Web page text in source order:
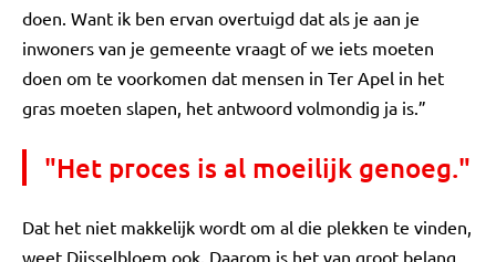
doen. Want ik ben ervan overtuigd dat als je aan je
inwoners van je gemeente vraagt of we iets moeten
doen om te voorkomen dat mensen in Ter Apel in het
gras moeten slapen, het antwoord volmondig ja is.”
"Het proces is al moeilijk genoeg."
Dat het niet makkelijk wordt om al die plekken te vinden,
weet Dijsselbloem ook. Daarom is het van groot belang